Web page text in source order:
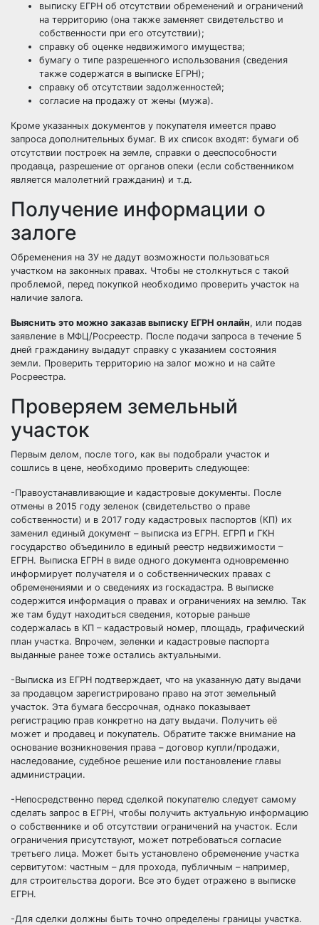
выписку ЕГРН об отсутствии обременений и ограничений
на территорию (она также заменяет свидетельство и
собственности при его отсутствии);
справку об оценке недвижимого имущества;
бумагу о типе разрешенного использования (сведения
также содержатся в выписке ЕГРН);
справку об отсутствии задолженностей;
согласие на продажу от жены (мужа).
Кроме указанных документов у покупателя имеется право
запроса дополнительных бумаг. В их список входят: бумаги об
отсутствии построек на земле, справки о дееспособности
продавца, разрешение от органов опеки (если собственником
является малолетний гражданин) и т.д.
Получение информации о
залоге
Обременения на ЗУ не дадут возможности пользоваться
участком на законных правах. Чтобы не столкнуться с такой
проблемой, перед покупкой необходимо проверить участок на
наличие залога.
Выяснить это можно заказав выписку ЕГРН онлайн, или подав
заявление в МФЦ/Росреестр. После подачи запроса в течение 5
дней гражданину выдадут справку с указанием состояния
земли. Проверить территорию на залог можно и на сайте
Росреестра.
Проверяем земельный
участок
Первым делом, после того, как вы подобрали участок и
сошлись в цене, необходимо проверить следующее:
-Правоустанавливающие и кадастровые документы. После
отмены в 2015 году зеленок (свидетельство о праве
собственности) и в 2017 году кадастровых паспортов (КП) их
заменил единый документ – выписка из ЕГРН. ЕГРП и ГКН
государство объединило в единый реестр недвижимости –
ЕГРН. Выписка ЕГРН в виде одного документа одновременно
информирует получателя и о собственнических правах с
обременениями и о сведениях из госкадастра. В выписке
содержится информация о правах и ограничениях на землю. Так
же там будут находиться сведения, которые раньше
содержалась в КП – кадастровый номер, площадь, графический
план участка. Впрочем, зеленки и кадастровые паспорта
выданные ранее тоже остались актуальными.
-Выписка из ЕГРН подтверждает, что на указанную дату выдачи
за продавцом зарегистрировано право на этот земельный
участок. Эта бумага бессрочная, однако показывает
регистрацию прав конкретно на дату выдачи. Получить её
может и продавец и покупатель. Обратите также внимание на
основание возникновения права – договор купли/продажи,
наследование, судебное решение или постановление главы
администрации.
-Непосредственно перед сделкой покупателю следует самому
сделать запрос в ЕГРН, чтобы получить актуальную информацию
о собственнике и об отсутствии ограничений на участок. Если
ограничения присутствуют, может потребоваться согласие
третьего лица. Может быть установлено обременение участка
сервитутом: частным – для прохода, публичным – например,
для строительства дороги. Все это будет отражено в выписке
ЕГРН.
-Для сделки должны быть точно определены границы участка.